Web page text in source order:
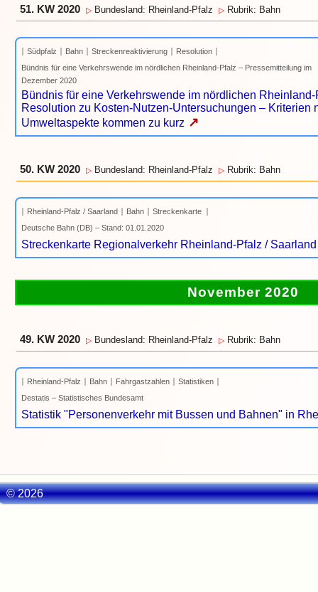
51. KW 2020 ▷ Bundesland: Rheinland-Pfalz ▷ Rubrik: Bahn
Südpfalz Bahn Streckenreaktivierung
Resolution
Bündnis für eine Verkehrswende im nördlichen Rheinland-Pfalz – Pressemitteilung im
Dezember 2020
Bündnis für eine Verkehrswende im nördlichen
Resolution zu Kosten-Nutzen-Untersuchungen – Kriterien
Umweltaspekte kommen zu kurz ↗
50. KW 2020 ▷ Bundesland: Rheinland-Pfalz ▷ Rubrik: Bahn
Rheinland-Pfalz / Saarland Bahn
Streckenkarte
Deutsche Bahn (DB) – Stand: 01.01.2020
Streckenkarte Regionalverkehr Rheinland-Pfalz / Saarland
November 2020
49. KW 2020 ▷ Bundesland: Rheinland-Pfalz ▷ Rubrik: Bahn
Rheinland-Pfalz Bahn Fahrgastzahlen
Statistiken
Destatis – Statistisches Bundesamt
Statistik "Personenverkehr mit Bussen und Bahnen" in
© 2026